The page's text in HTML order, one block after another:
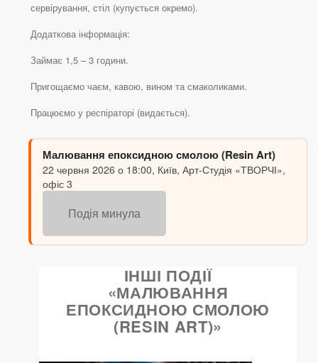
сервірування, стіл (купується окремо).
Додаткова інформація:
Займає 1,5 – 3 години.
Пригощаємо чаєм, кавою, вином та смаколиками.
Працюємо у респіраторі (видається).
Малювання епоксидною смолою (Resin Art)
22 червня 2026 о 18:00, Київ, Арт-Студія «ТВОРЧІ»,
офіс 3
Подія минула
ІНШІ ПОДІЇ
«МАЛЮВАННЯ
ЕПОКСИДНОЮ СМОЛОЮ
(RESIN ART)»